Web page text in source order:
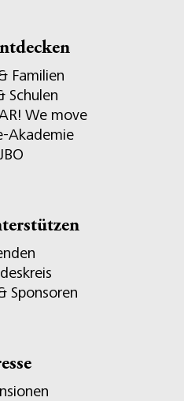
Familien
Schulen
We move
Akademie
Sponsoren